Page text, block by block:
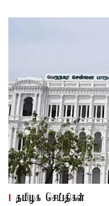
தமிழக செய்திகள்